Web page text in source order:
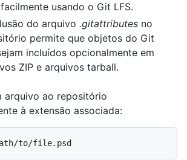
usando o Git LFS.
do arquivo .gitattributes no
permite que objetos do Git
incluídos opcionalmente em
ZIP e arquivos tarball.
arquivo ao repositório
à extensão associada: